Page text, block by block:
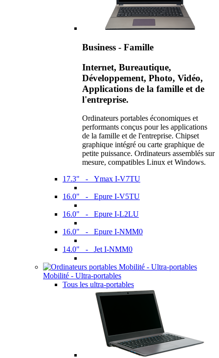
Business - Famille
Internet, Bureautique,
Développement, Photo, Vidéo,
Applications de la famille et de
l'entreprise.
Ordinateurs portables économiques et
performants conçus pour les applications
de la famille et de l'entreprise. Chipset
graphique intégré ou carte graphique de
petite puissance. Ordinateurs assemblés sur
mesure, compatibles Linux et Windows.
17.3" - Ymax I-V7TU
16.0" - Epure I-V5TU
16.0" - Epure I-L2LU
16.0" - Epure I-NMM0
14.0" - Jet I-NMM0
Mobilité - Ultra-portables
Tous les ultra-portables